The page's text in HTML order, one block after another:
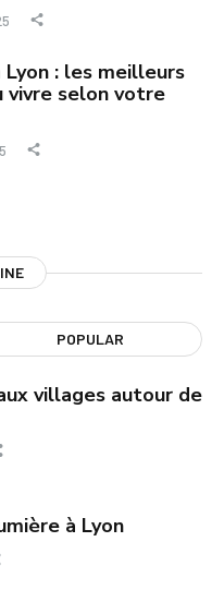
Lyon : les meilleurs
vivre selon votre
POPULAR
villages autour de
à Lyon